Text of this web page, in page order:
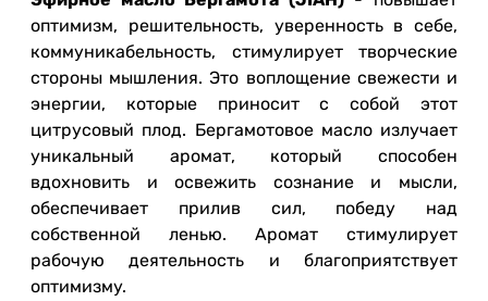
оптимизм, решительность, уверенность в себе,
коммуникабельность, стимулирует творческие
стороны мышления. Это воплощение свежести и
энергии, которые приносит с собой этот
цитрусовый плод. Бергамотовое масло излучает
уникальный аромат, который способен
вдохновить и освежить сознание и мысли,
обеспечивает прилив сил, победу над
собственной ленью. Аромат стимулирует
рабочую деятельность и благоприятствует
оптимизму.